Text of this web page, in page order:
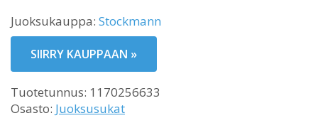
Juoksukauppa: Stockmann
SIIRRY KAUPPAAN »
Tuotetunnus: 1170256633
Osasto: Juoksusukat